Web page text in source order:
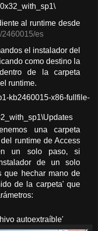
al runtime desde
2460015/es
el instalador del
como destino la
de la carpeta
runtime.
kb2460015-x86-fullfile-
una carpeta
runtime de Access
un solo paso, si
de un solo
que hechar mano de
de la carpeta' que
autoextraíble'